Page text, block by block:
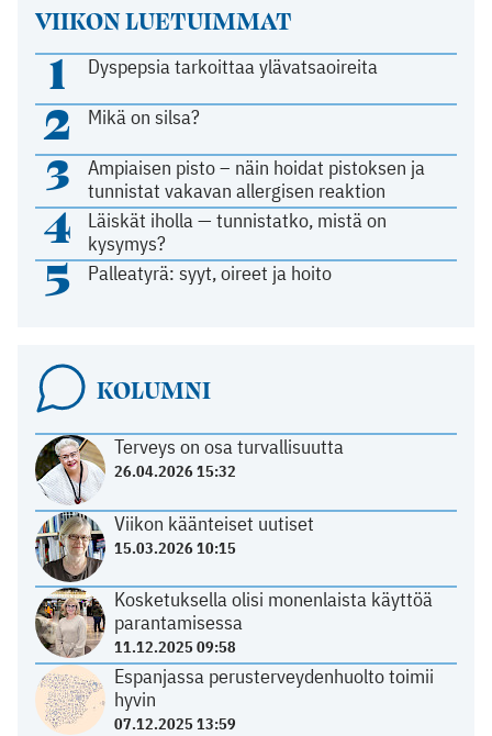
VIIKON LUETUIMMAT
1 Dyspepsia tarkoittaa ylävatsaoireita
2 Mikä on silsa?
3
Ampiaisen pisto – näin hoidat pistoksen ja
tunnistat vakavan allergisen reaktion
4
Läiskät iholla — tunnistatko, mistä on
kysymys?
5 Palleatyrä: syyt, oireet ja hoito
KOLUMNI
Terveys on osa turvallisuutta
26.04.2026 15:32
Viikon käänteiset uutiset
15.03.2026 10:15
Kosketuksella olisi monenlaista käyttöä
parantamisessa
11.12.2025 09:58
Espanjassa perusterveydenhuolto toimii
hyvin
07.12.2025 13:59